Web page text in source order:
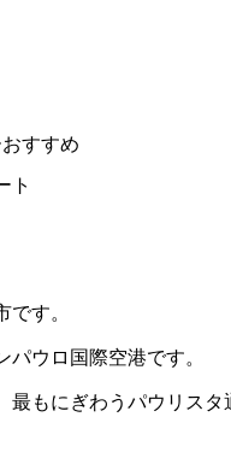
すすめ
ト
す。
ウロ国際空港です。
もにぎわうパウリスタ